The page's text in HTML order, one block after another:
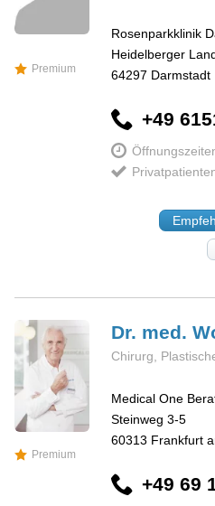
Premium
Rosenparkklinik
Heidelberger
64297 Darmstadt
+49
Premium
Dr. med.
Chirurg,
Medical One
Steinweg 3-5
60313 Frankfurt
+49 69